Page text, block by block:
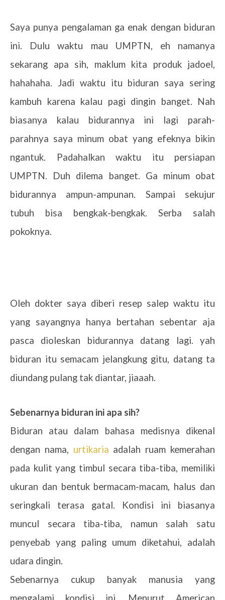
Saya punya pengalaman ga enak dengan biduran
ini. Dulu waktu mau UMPTN, eh namanya
sekarang apa sih, maklum kita produk jadoel,
hahahaha. Jadi waktu itu biduran saya sering
kambuh karena kalau pagi dingin banget. Nah
biasanya kalau bidurannya ini lagi parah-
parahnya saya minum obat yang efeknya bikin
ngantuk. Padahalkan waktu itu persiapan
UMPTN. Duh dilema banget. Ga minum obat
bidurannya ampun-ampunan. Sampai sekujur
tubuh bisa bengkak-bengkak. Serba salah
pokoknya.
Oleh dokter saya diberi resep salep waktu itu
yang sayangnya hanya bertahan sebentar aja
pasca dioleskan bidurannya datang lagi. yah
biduran itu semacam jelangkung gitu, datang ta
diundang pulang tak diantar, jiaaah.
Sebenarnya biduran ini apa sih?
Biduran atau dalam bahasa medisnya dikenal
dengan nama, urtikaria adalah ruam kemerahan
pada kulit yang timbul secara tiba-tiba, memiliki
ukuran dan bentuk bermacam-macam, halus dan
seringkali terasa gatal. Kondisi ini biasanya
muncul secara tiba-tiba, namun salah satu
penyebab yang paling umum diketahui, adalah
udara dingin.
Sebenarnya cukup banyak manusia yang